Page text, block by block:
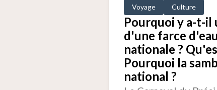
Voyage Culture
Pourquoi y a-t-il
d'une farce
nationale ?
Pourquoi la
national ?